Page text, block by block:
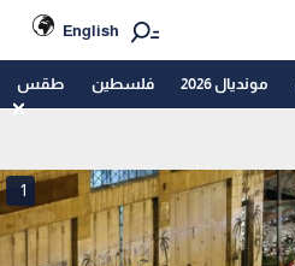
English
مونديال 2026 فلسطين طقس
1